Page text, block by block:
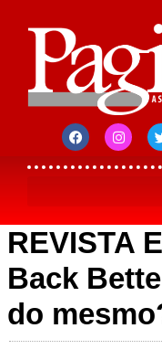
REVISTA
Back
do